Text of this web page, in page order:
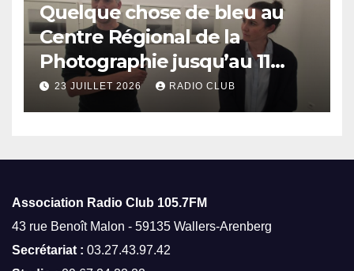
Quelque chose de bleu au
Centre Régional de la
Photographie jusqu’au 11
octobre
23 JUILLET 2026 RADIO CLUB
Association Radio Club 105.7FM
43 rue Benoît Malon - 59135 Wallers-Arenberg
Secrétariat : 03.27.43.97.42